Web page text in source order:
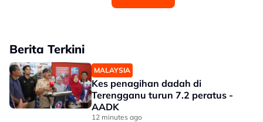
Berita Terkini
MALAYSIA
Kes penagihan dadah di
Terengganu turun 7.2 peratus -
AADK
12 minutes ago